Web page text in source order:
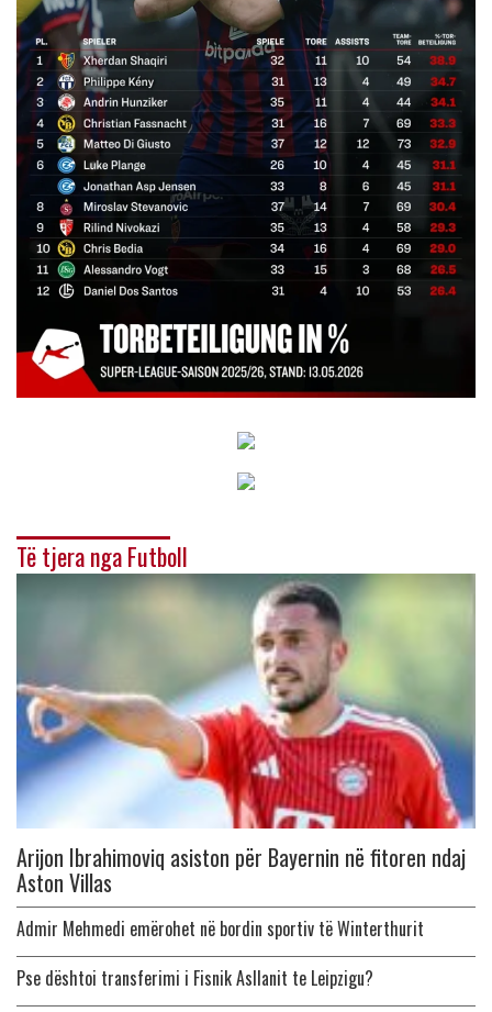
Të tjera nga Futboll
Arijon Ibrahimoviq asiston për Bayernin në fitoren ndaj
Aston Villas
Admir Mehmedi emërohet në bordin sportiv të Winterthurit
Pse dështoi transferimi i Fisnik Asllanit te Leipzigu?